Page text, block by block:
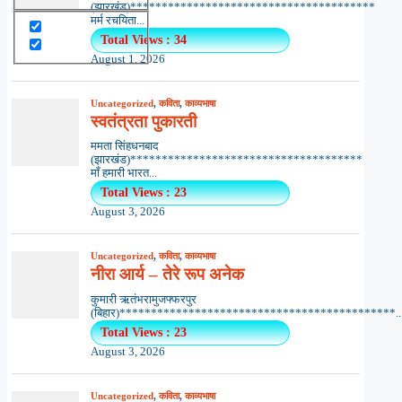
(झारखंड)***************************************
मर्म रचयिता...
Total Views : 34
August 1, 2026
Uncategorized,कविता,काव्यभाषा
स्वतंत्रता पुकारती
ममता सिंहधनबाद
(झारखंड)*************************************
माँ हमारी भारत...
Total Views : 23
August 3, 2026
Uncategorized,कविता,काव्यभाषा
नीरा आर्य – तेरे रूप अनेक
कुमारी ऋतंभरामुजफ्फरपुर
Total Views : 23
August 3, 2026
Uncategorized,कविता,काव्यभाषा